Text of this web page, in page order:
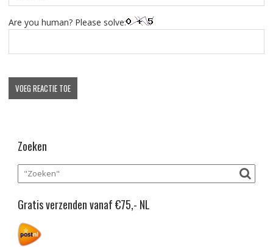
Are you human? Please solve:
Zoeken
Gratis verzenden vanaf €75,- NL